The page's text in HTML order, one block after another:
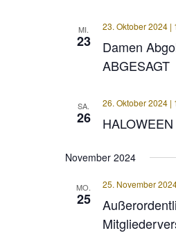
MI.
23
Damen
ABGESAGT
23. Oktober 2024 |
SA.
26
26. Oktober 2024 |
November 2024
MO.
25
25. November